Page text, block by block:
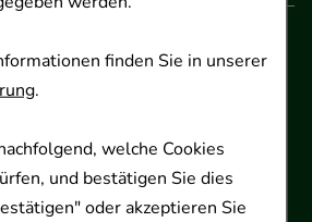
finden Sie in unserer
.
welche Cookies
und bestätigen Sie dies
oder akzeptieren Sie
9.00 bis 17.00 Uhr
Mail:
30159 Hannover
0 · Fax 0511 89 71 80 11